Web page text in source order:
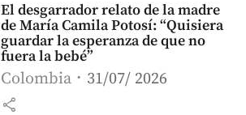
El desgarrador relato de la madre
de María Camila Potosí: “Quisiera
guardar la esperanza de que no
fuera la bebé”
Colombia 31/07/ 2026
share